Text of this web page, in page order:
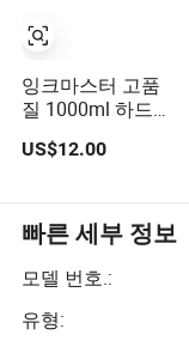
잉크마스터 고품
질 1000ml 하드
프린터용
US$12.00
빠른 세부 정보
모델 번호.:
유형: